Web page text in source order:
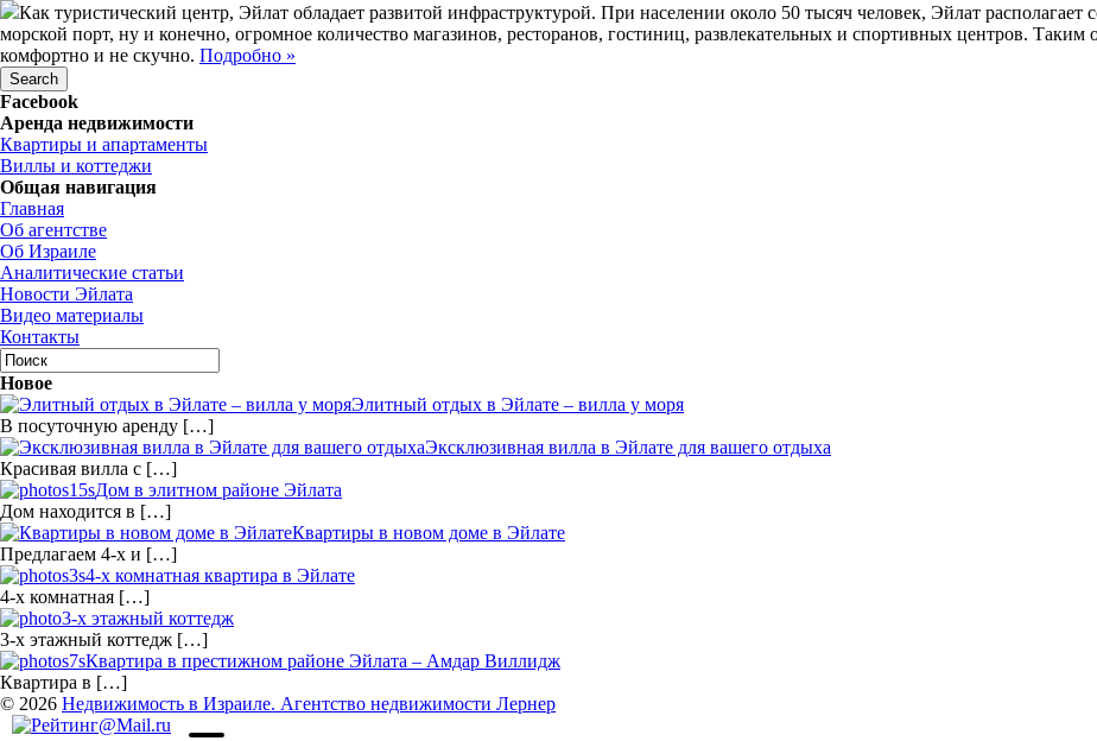
Как туристический центр, Эйлат обладает развитой инфраструктурой. При населении около 50 тысяч человек, Эйлат
морской порт, ну и конечно, огромное количество магазинов, ресторанов, гостиниц, развлекательных и спортивных центров.
комфортно и не скучно. Подробно »
Facebook
Аренда недвижимости
Квартиры и апартаменты
Виллы и коттеджи
Общая навигация
Главная
Об агентстве
Об Израиле
Аналитические статьи
Новости Эйлата
Видео материалы
Контакты
Новое
Элитный отдых в Эйлате – вилла у моря
В посуточную аренду […]
Эксклюзивная вилла в Эйлате для вашего отдыха
Красивая вилла с […]
Дом в элитном районе Эйлата
Дом находится в […]
Квартиры в новом доме в Эйлате
Предлагаем 4-х и […]
4-х комнатная квартира в Эйлате
4-х комнатная […]
3-х этажный коттедж
3-х этажный коттедж […]
Квартира в престижном районе Эйлата – Амдар Виллидж
Квартира в […]
© 2026 Недвижимость в Израиле. Агентство недвижимости Лернер